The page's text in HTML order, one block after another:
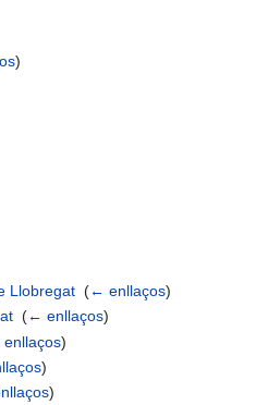
)
Llobregat ‎(← enllaços)
‎(← enllaços)
)
)
)